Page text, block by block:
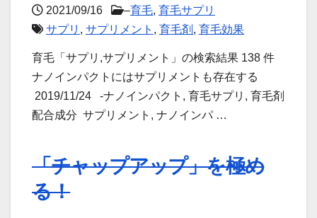
2021/09/16 –育毛, 育毛サプリ
サプリ , サプリメント , 育毛剤 , 育毛効果
育毛「サプリ,サプリメント」の検索結果 138 件
ナノインパクトにはサプリメントも存在する
2019/11/24 -ナノインパクト, 育毛サプリ, 育毛剤
配合成分 サプリメント, ナノインパ …
「チャップアップ」を極め
る！